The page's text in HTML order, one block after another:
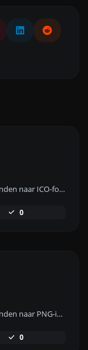
Converteer eenvoudig GIF-afbeeldingsbestanden naar ICO-formaat met onze GIF naar ICO-convertertool voor het maken van favicons.
0
Converteer eenvoudig GIF-afbeeldingsbestanden naar PNG-indeling met onze GIF naar PNG-converter voor afbeeldingen van hoge kwaliteit.
0